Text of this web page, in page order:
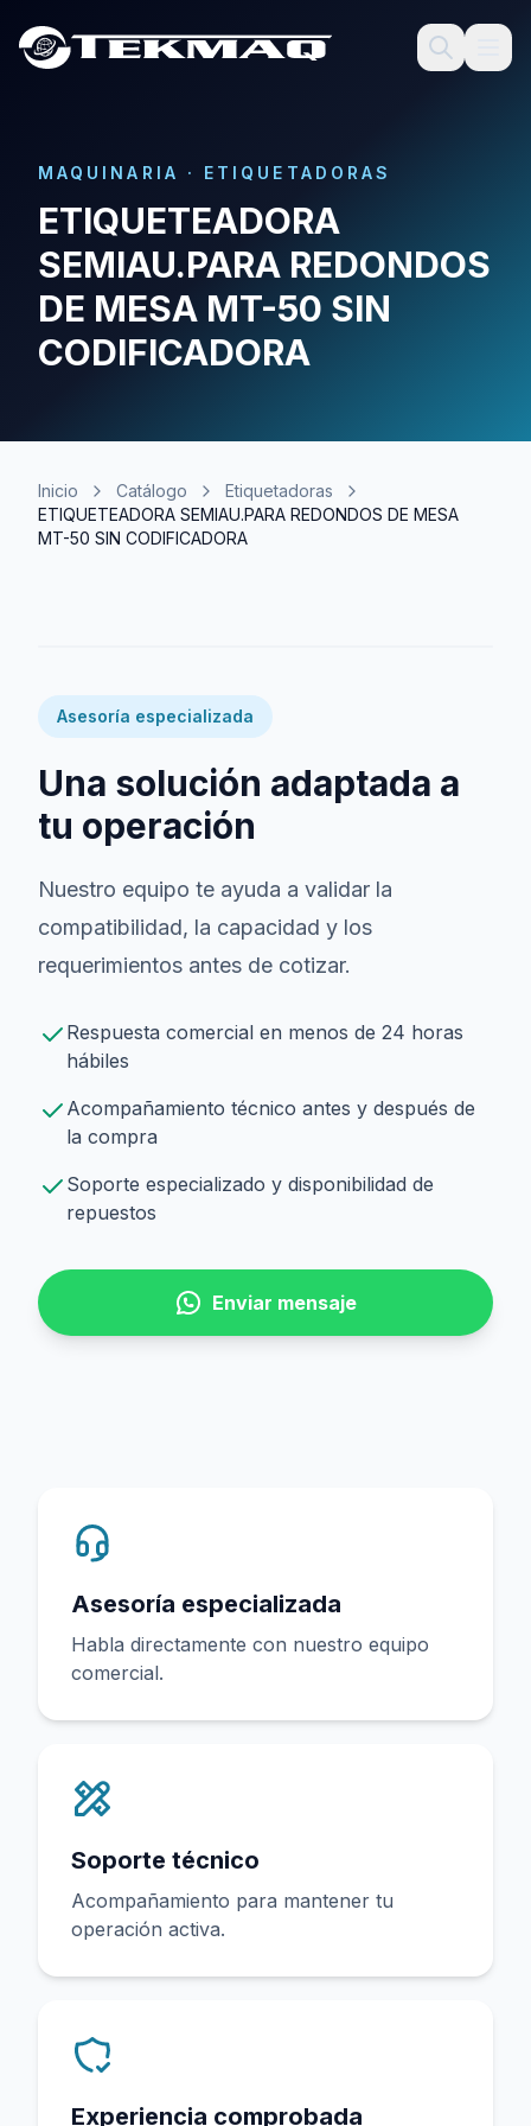
MAQUINARIA · ETIQUETADORAS
ETIQUETEADORA
SEMIAU.PARA REDONDOS
DE MESA MT-50 SIN
CODIFICADORA
Inicio Catálogo
Etiquetadoras
ETIQUETEADORA SEMIAU.PARA REDONDOS DE MESA
MT-50 SIN CODIFICADORA
Asesoría especializada
Una solución adaptada a
tu operación
Nuestro equipo te ayuda a validar la
compatibilidad, la capacidad y los
requerimientos antes de cotizar.
Respuesta comercial en menos de 24 horas
hábiles
Acompañamiento técnico antes y después de
la compra
Soporte especializado y disponibilidad de
repuestos
Enviar mensaje
Asesoría especializada
Habla directamente con nuestro equipo
comercial.
Soporte técnico
Acompañamiento para mantener tu
operación activa.
Experiencia comprobada